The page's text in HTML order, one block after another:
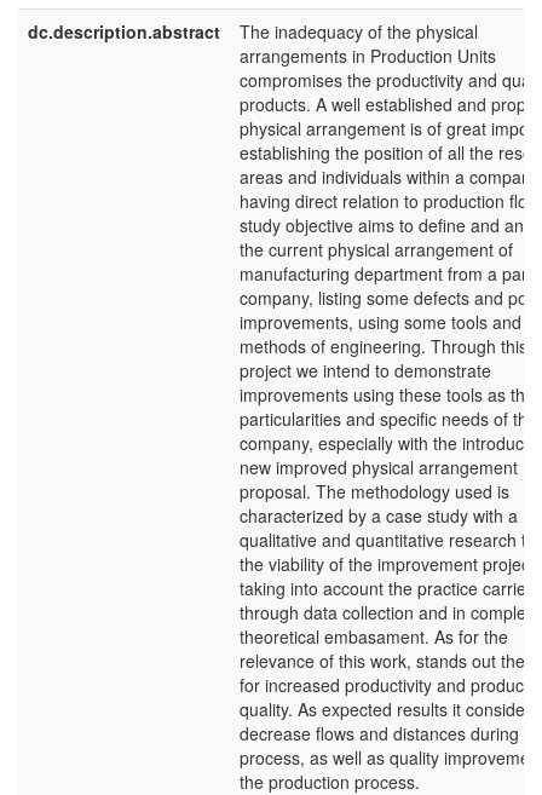
dc.description.abstract
The inadequacy of the physical
arrangements in Production Units
compromises the productivity and
products. A well established and proper
physical arrangement is of great
establishing the position of all the
areas and individuals within a company,
having direct relation to production
study objective aims to define and
the current physical arrangement of
manufacturing department from a
company, listing some defects and
improvements, using some tools and
methods of engineering. Through this
project we intend to demonstrate
improvements using these tools as the
particularities and specific needs of the
company, especially with the
new improved physical arrangement
proposal. The methodology used is
characterized by a case study with a
qualitative and quantitative research to
the viability of the improvement project,
taking into account the practice carried
through data collection and in complete
theoretical embasament. As for the
relevance of this work, stands out the
for increased productivity and product
quality. As expected results it
decrease flows and distances during
process, as well as quality
the production process.